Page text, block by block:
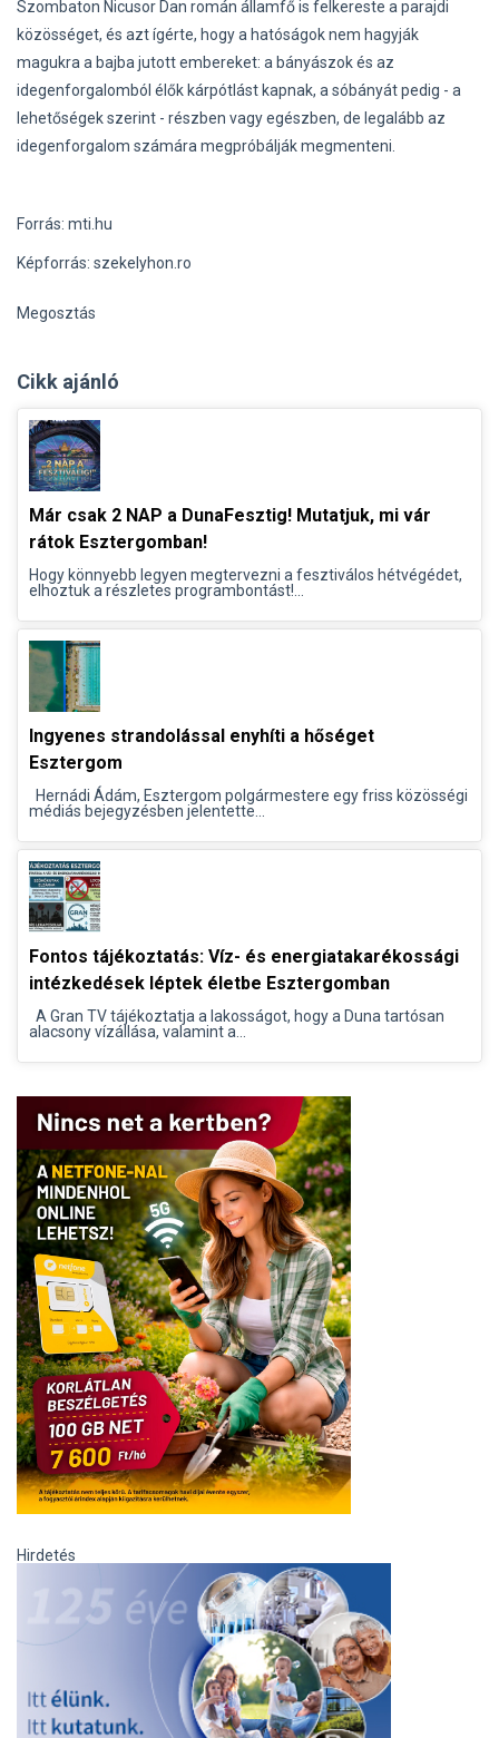
Szombaton Nicusor Dan román államfő is felkereste a parajdi
közösséget, és azt ígérte, hogy a hatóságok nem hagyják
magukra a bajba jutott embereket: a bányászok és az
idegenforgalomból élők kárpótlást kapnak, a sóbányát pedig - a
lehetőségek szerint - részben vagy egészben, de legalább az
idegenforgalom számára megpróbálják megmenteni.
Forrás: mti.hu
Képforrás: szekelyhon.ro
Megosztás
Cikk ajánló
Már csak 2 NAP a DunaFesztig! Mutatjuk, mi vár
rátok Esztergomban!
Hogy könnyebb legyen megtervezni a fesztiválos hétvégédet,
elhoztuk a részletes programbontást!...
Ingyenes strandolással enyhíti a hőséget
Esztergom
Hernádi Ádám, Esztergom polgármestere egy friss közösségi
médiás bejegyzésben jelentette...
Fontos tájékoztatás: Víz- és energiatakarékossági
intézkedések léptek életbe Esztergomban
A Gran TV tájékoztatja a lakosságot, hogy a Duna tartósan
alacsony vízállása, valamint a...
Hirdetés